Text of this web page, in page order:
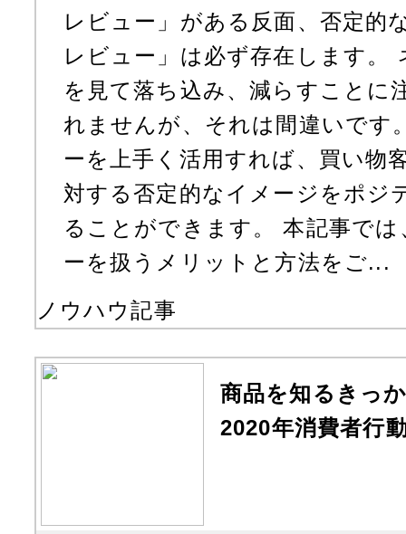
レビュー」がある反面、否定的
レビュー」は必ず存在します。
を見て落ち込み、減らすことに
れませんが、それは間違いです
ーを上手く活用すれば、買い物
対する否定的なイメージをポジ
ることができます。 本記事で
ーを扱うメリットと方法をご...
ノウハウ記事
商品を知るきっ
2020年消費者行